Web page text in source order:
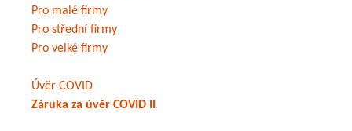
Pro malé firmy
Pro střední firmy
Pro velké firmy
Úvěr COVID
Záruka za úvěr COVID II